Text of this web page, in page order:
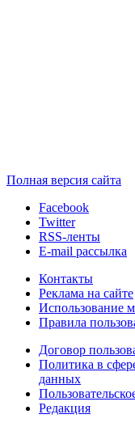
Полная версия сайта
Facebook
Twitter
RSS-ленты
E-mail рассылка
Контакты
Реклама на сайте
Использование
Правила
Договор
Политика в
данных
Редакция